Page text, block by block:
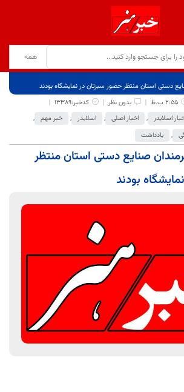
دستی استان منتظر حضور سبزتان در نمایشگاه بودند
2:55 ب.ظ بدون نظر
کدخبر:13389
اسلایدر , اخبار اصلی , اسلایدر , خبر مهم ,
, یادداشت
صنایع دستی استان منتظر
بودند